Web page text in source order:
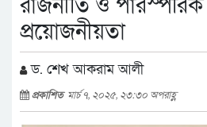
রাজনীতি ও
প্রয়োজনীয়তা
ড. শেখ আকরাম আলী
প্রকাশিত মার্চ ৭, ২০২৫, ২৩:৩০ অপরাহ্ণ